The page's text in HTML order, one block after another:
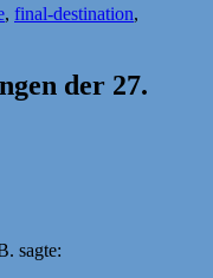
, final-destination,
der 27.
sagte: